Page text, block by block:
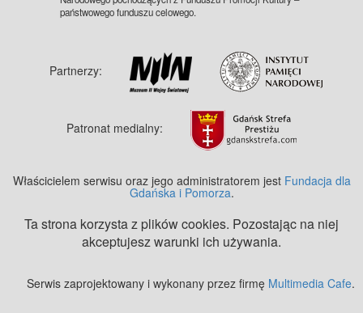
państwowego funduszu celowego.
Partnerzy:
Patronat medialny:
Właścicielem serwisu oraz jego administratorem jest Fundacja dla
Gdańska i Pomorza.
Ta strona korzysta z plików cookies. Pozostając na niej
akceptujesz warunki ich używania.
Serwis zaprojektowany i wykonany przez firmę Multimedia Cafe.